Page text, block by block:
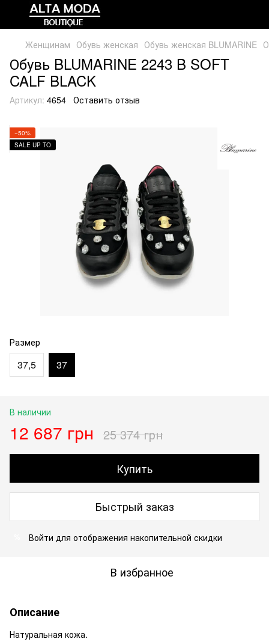
Женщинам Обувь женская Обувь женская BLUMARINE
Обувь BLUMARINE 2243 B SOFT
CALF BLACK
Артикул: 4654 Оставить отзыв
−50%
SALE UP TO
Размер
37,5 37
В наличии
12 687 грн 25 374 грн
Купить
Быстрый заказ
Войти для отображения накопительной скидки
В избранное
Описание
Натуральная кожа.